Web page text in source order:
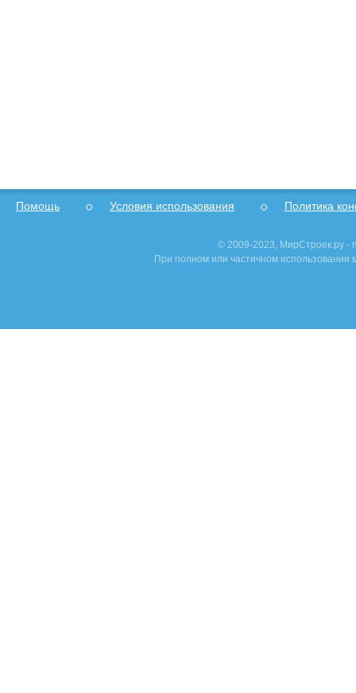
Помощь Условия использования Политика
© 2009-2023, МирСтроек.ру -
При полном или частичном использовании